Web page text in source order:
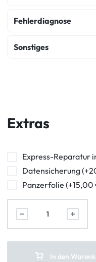
Akku Austausch
Fehlerdiagnose
Fehlerdiagnose
Sonstiges
Vibration Reparatur
Extras
Express-Reparatur
Datensicherung
Panzerfolie (+15,00
In den